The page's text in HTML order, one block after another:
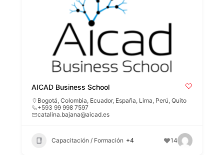
AICAD Business School
Bogotá,Colombia, Ecuador, España, Lima, Perú,Quito
+593 99 998 7597
catalina.bajana@aicad.es
Capacitación / Formación +4 14